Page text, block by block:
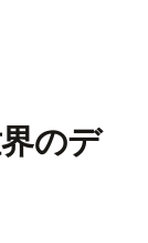
tab)
のデ